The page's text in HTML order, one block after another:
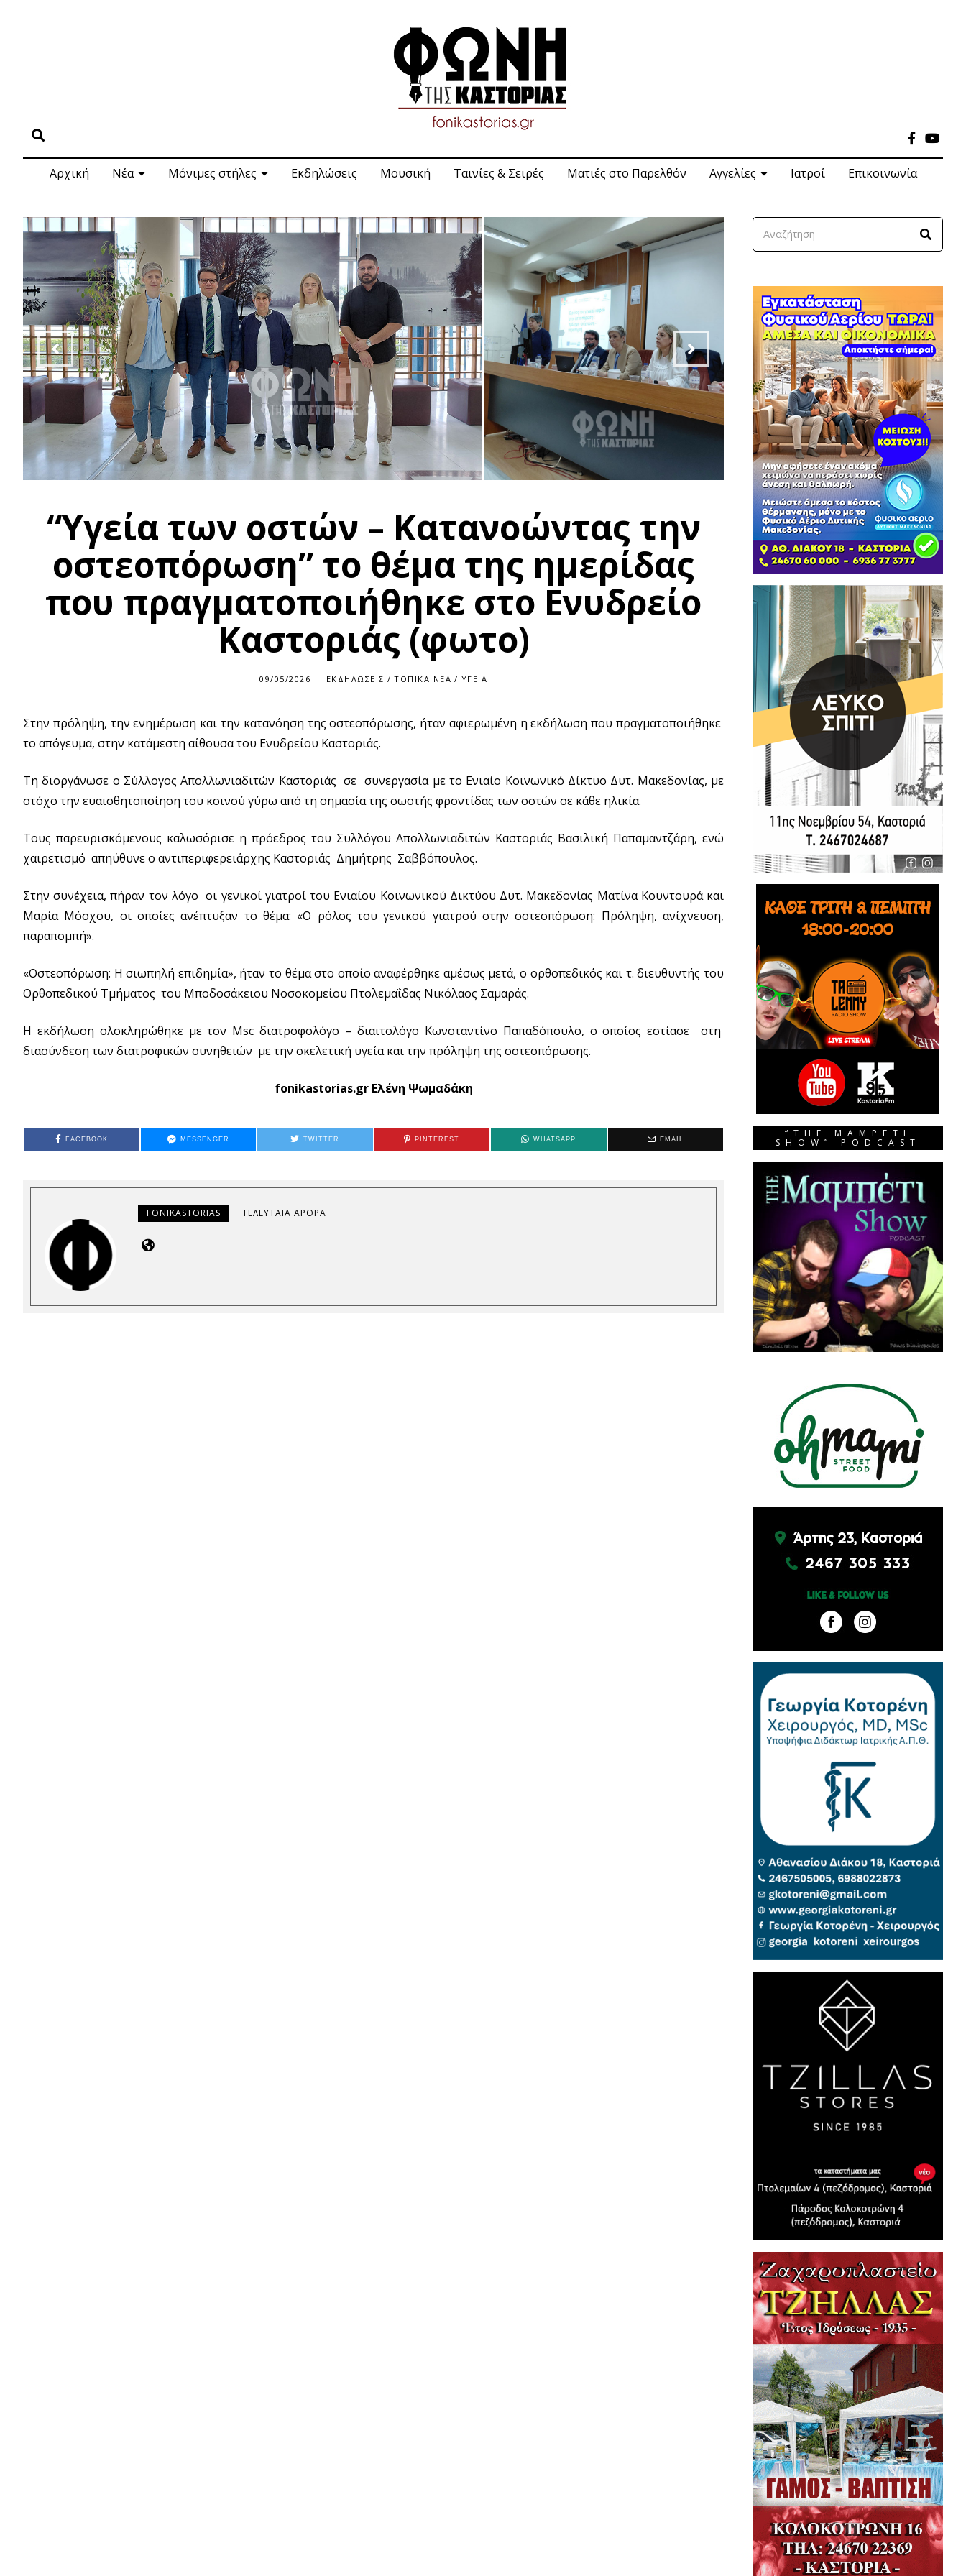
Αρχική Νέα Μόνιμες στήλες Εκδηλώσεις Μουσική Ταινίες & Σειρές Ματιές στο Παρελθόν Αγγελίες Ιατροί Επικοινωνία
“Υγεία των οστών – Κατανοώντας την
οστεοπόρωση” το θέμα της ημερίδας
που πραγματοποιήθηκε στο Ενυδρείο
Καστοριάς (φωτο)
09/05/2026 ΕΚΔΗΛΏΣΕΙΣ / ΤΟΠΙΚΆ ΝΈΑ / ΥΓΕΊΑ
Στην πρόληψη, την ενημέρωση και την κατανόηση της οστεοπόρωσης, ήταν αφιερωμένη η εκδήλωση που πραγματοποιήθηκε
το απόγευμα, στην κατάμεστη αίθουσα του Ενυδρείου Καστοριάς.
Τη διοργάνωσε ο Σύλλογος Απολλωνιαδιτών Καστοριάς σε συνεργασία με το Ενιαίο Κοινωνικό Δίκτυο Δυτ. Μακεδονίας, με
στόχο την ευαισθητοποίηση του κοινού γύρω από τη σημασία της σωστής φροντίδας των οστών σε κάθε ηλικία.
Τους παρευρισκόμενους καλωσόρισε η πρόεδρος του Συλλόγου Απολλωνιαδιτών Καστοριάς Βασιλική Παπαμαντζάρη, ενώ
χαιρετισμό απηύθυνε ο αντιπεριφερειάρχης Καστοριάς Δημήτρης Σαββόπουλος.
Στην συνέχεια, πήραν τον λόγο οι γενικοί γιατροί του Ενιαίου Κοινωνικού Δικτύου Δυτ. Μακεδονίας Ματίνα Κουντουρά και
Μαρία Μόσχου, οι οποίες ανέπτυξαν το θέμα: «Ο ρόλος του γενικού γιατρού στην οστεοπόρωση: Πρόληψη, ανίχνευση,
παραπομπή».
«Οστεοπόρωση: Η σιωπηλή επιδημία», ήταν το θέμα στο οποίο αναφέρθηκε αμέσως μετά, ο ορθοπεδικός και τ. διευθυντής του
Ορθοπεδικού Τμήματος του Μποδοσάκειου Νοσοκομείου Πτολεμαΐδας Νικόλαος Σαμαράς.
Η εκδήλωση ολοκληρώθηκε με τον Msc διατροφολόγο – διαιτολόγο Κωνσταντίνο Παπαδόπουλο, ο οποίος εστίασε στη
διασύνδεση των διατροφικών συνηθειών με την σκελετική υγεία και την πρόληψη της οστεοπόρωσης.
fonikastorias.gr Ελένη Ψωμαδάκη
FACEBOOK MESSENGER TWITTER PINTEREST WHATSAPP EMAIL
FONIKASTORIAS ΤΕΛΕΥΤΑΊΑ ΆΡΘΡΑ
“THE MAMPETI
SHOW” PODCAST